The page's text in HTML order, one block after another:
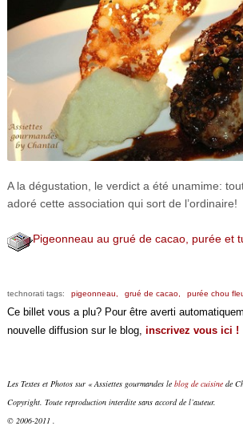
A la dégustation, le verdict a été unamime:
adoré cette association qui sort de l’ordinaire!
Pigeonneau au grué de cacao, purée et
technorati tags: pigeonneau, grué de cacao, purée chou
Ce billet vous a plu? Pour être averti
nouvelle diffusion sur le blog, inscrivez vous ici !
Les Textes et Photos sur « Assiettes gourmandes le blog de cuisinede
Copyright. Toute reproduction interdite sans accord de l’auteur.
© 2006-2011 .